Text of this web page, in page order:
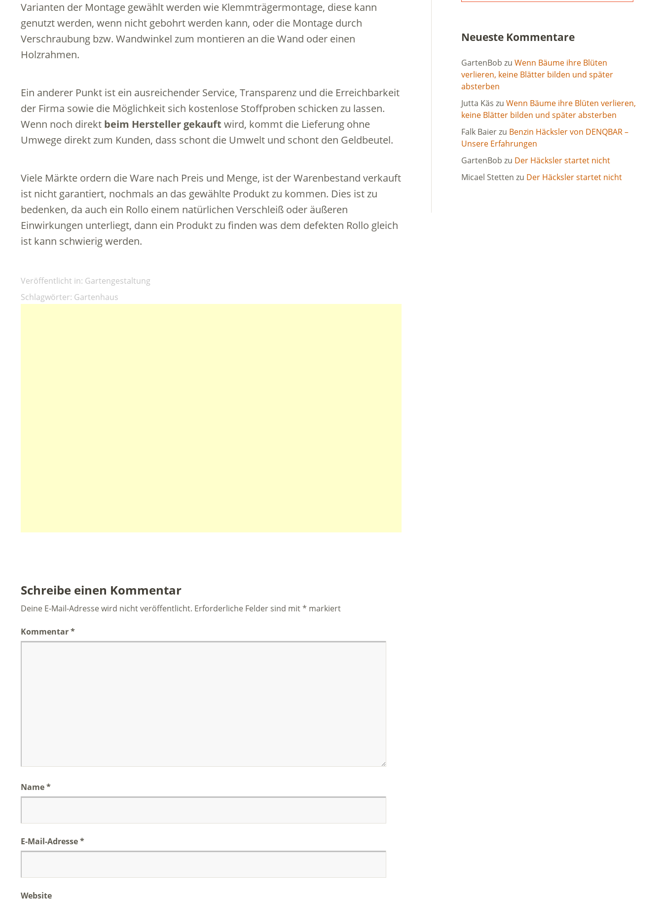
Varianten der Montage gewählt werden wie Klemmträgermontage, diese kann
genutzt werden, wenn nicht gebohrt werden kann, oder die Montage durch
Verschraubung bzw. Wandwinkel zum montieren an die Wand oder einen
Holzrahmen.
Ein anderer Punkt ist ein ausreichender Service, Transparenz und die Erreichbarkeit
der Firma sowie die Möglichkeit sich kostenlose Stoffproben schicken zu lassen.
Wenn noch direkt beim Hersteller gekauft wird, kommt die Lieferung ohne
Umwege direkt zum Kunden, dass schont die Umwelt und schont den Geldbeutel.
Viele Märkte ordern die Ware nach Preis und Menge, ist der Warenbestand verkauft
ist nicht garantiert, nochmals an das gewählte Produkt zu kommen. Dies ist zu
bedenken, da auch ein Rollo einem natürlichen Verschleiß oder äußeren
Einwirkungen unterliegt, dann ein Produkt zu finden was dem defekten Rollo gleich
ist kann schwierig werden.
Veröffentlicht in: Gartengestaltung
Schlagwörter: Gartenhaus
Schreibe einen Kommentar
Deine E-Mail-Adresse wird nicht veröffentlicht. Erforderliche Felder sind mit* markiert
Kommentar*
Name*
E-Mail-Adresse*
Website
Neueste Kommentare
GartenBob zu Wenn Bäume ihre Blüten
verlieren, keine Blätter bilden und später
absterben
Jutta Käs zu Wenn Bäume ihre Blüten verlieren,
keine Blätter bilden und später absterben
Falk Baierzu Benzin Häcksler von DENQBAR –
Unsere Erfahrungen
GartenBob zu Der Häcksler startet nicht
Micael Stetten zu Der Häcksler startet nicht